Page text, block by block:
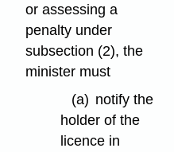
or assessing a
penalty under
subsection (2), the
minister must
(a) notify the
holder of the
licence in